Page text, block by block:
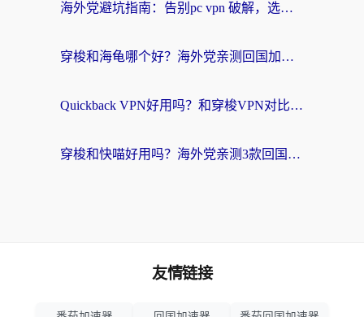
海外党避坑指南：告别pc vpn 破解，选对回国加速器轻松访问国内资源
穿梭和海龟哪个好？海外党亲测回国加速器，附电脑免费VPN推荐
Quickback VPN好用吗？和穿梭VPN对比哪个回国效果更好？海外党必看的真实测评与选择指南
穿梭和快喵好用吗？海外党亲测3款回国加速器，附日本回国VPN避坑指南
友情链接